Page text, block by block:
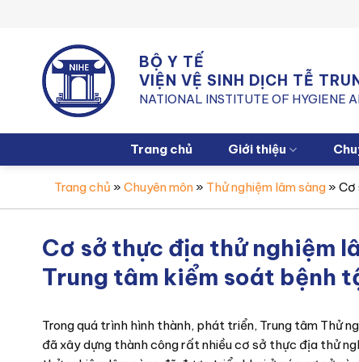
BỘ Y TẾ
VIỆN VỆ SINH DỊCH TỄ
NATIONAL INSTITUTE OF HYGIENE
Trang chủ Giới thiệu
Trang chủ » Chuyên môn » Thử nghiệm lâm sàng » Cơ
Cơ sở thực địa thử nghiệm
Trung tâm kiểm soát bệnh
Trong quá trình hình thành, phát triển, Trung tâm Thử
đã xây dựng thành công rất nhiều cơ sở thực địa thử